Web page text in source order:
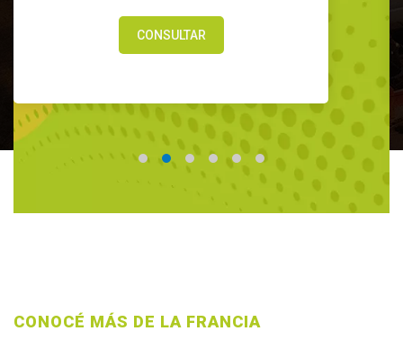
CONSULTAR
CONOCÉ MÁS DE LA FRANCIA